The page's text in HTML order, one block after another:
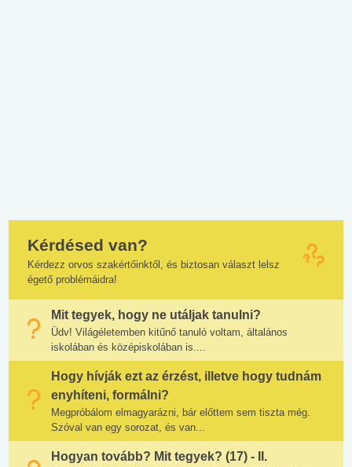
Kérdésed van?
Kérdezz orvos szakértőinktől, és biztosan választ lelsz
égető problémáidra!
Mit tegyek, hogy ne utáljak tanulni?
Üdv! Világéletemben kitűnő tanuló voltam, általános
iskolában és középiskolában is....
Hogy hívják ezt az érzést, illetve hogy tudnám
enyhíteni, formálni?
Megpróbálom elmagyarázni, bár előttem sem tiszta még.
Szóval van egy sorozat, és van...
Hogyan tovább? Mit tegyek? (17) - II.